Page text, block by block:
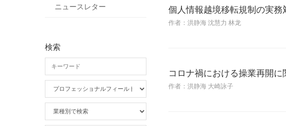
ニュースレター
検索
個人情報越境移転規制の実務
作者：洪静海 沈慧力 林龙
コロナ禍における操業再開に
作者：洪静海 大崎詠子